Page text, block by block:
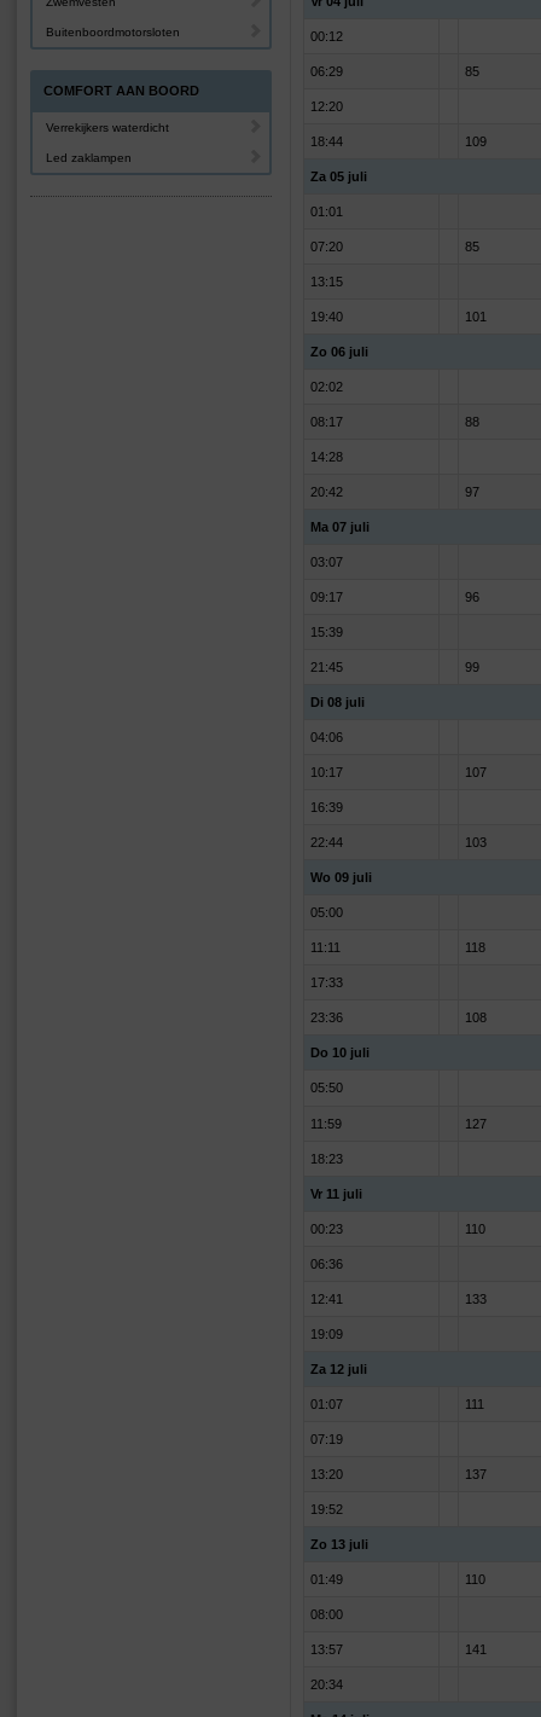
00:12
06:29 85
12:20
18:44 109
Za 05 juli
01:01
07:20 85
13:15
19:40 101
Zo 06 juli
02:02
08:17 88
14:28
20:42 97
Ma 07 juli
03:07
09:17 96
15:39
21:45 99
Di 08 juli
04:06
10:17 107
16:39
22:44 103
Wo 09 juli
05:00
11:11 118
17:33
23:36 108
Do 10 juli
05:50
11:59 127
18:23
Vr 11 juli
00:23 110
06:36
12:41 133
19:09
Za 12 juli
01:07 111
07:19
13:20 137
19:52
Zo 13 juli
01:49 110
08:00
13:57 141
20:34
Buitenboordmotorsloten
COMFORT AAN BOORD
Verrekijkers waterdicht
Led zaklampen